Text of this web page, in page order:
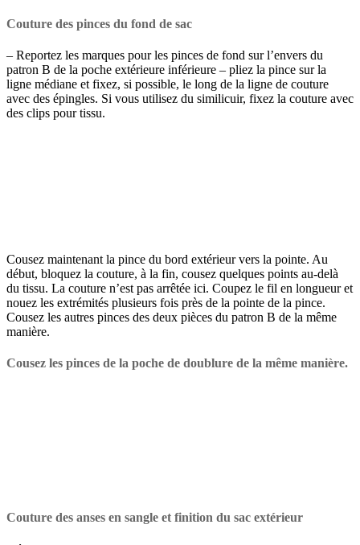
Couture des pinces du fond de sac
– Reportez les marques pour les pinces de fond sur l’envers du
patron B de la poche extérieure inférieure – pliez la pince sur la
ligne médiane et fixez, si possible, le long de la ligne de couture
avec des épingles. Si vous utilisez du similicuir, fixez la couture avec
des clips pour tissu.
Cousez maintenant la pince du bord extérieur vers la pointe. Au
début, bloquez la couture, à la fin, cousez quelques points au-delà
du tissu. La couture n’est pas arrêtée ici. Coupez le fil en longueur et
nouez les extrémités plusieurs fois près de la pointe de la pince.
Cousez les autres pinces des deux pièces du patron B de la même
manière.
Cousez les pinces de la poche de doublure de la même manière.
Couture des anses en sangle et finition du sac extérieur